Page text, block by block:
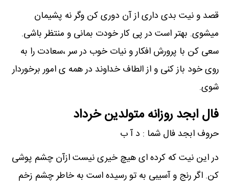
قصد و نیت بدی داری از آن دوری کن وگر نه پشیمان
میشوی. بهتر است در پی کار خودت بمانی و منتظر باشی.
سعی کن با پرورش افکار و نیات خوب در سر ،سعادت را به
روی خود باز کنی و از الطاف خداوند در همه ی امور برخوردار
شوی.
فال ابجد روزانه متولدین خرداد
حروف ابجد فال شما : د آ ب
در این نیت که کرده ای هیچ خیری نیست ازآن چشم پوشی
کن. اگر رنج و آسیبی به تو رسیده است به خاطر چشم زخم